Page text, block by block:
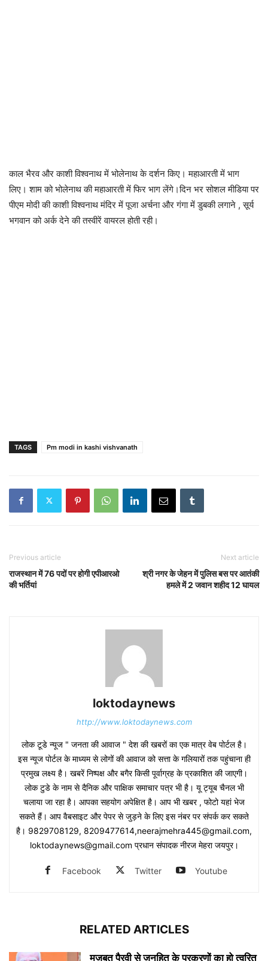
काल भैरव और काशी विश्वनाथ में भोलेनाथ के दर्शन किए। महाआरती में भाग
लिए। शाम को भोलेनाथ की महाआरती में फिर भाग लेंगे।दिन भर सोशल मीडिया पर
पीएम मोदी की काशी विश्वनाथ मंदिर में पूजा अर्चना और गंगा में डुबकी लगाने , सूर्य
भगवान को अर्क देने की तस्वीरें वायरल होती रही।
TAGS Pm modi in kashi vishvanath
Previous article
राजस्थान में 76 पदों पर होगी एपीआरओ
की भर्तियां
Next article
श्री नगर के जेहन में पुलिस बस पर आतंकी
हमले में 2 जवान शहीद 12 घायल
loktodaynews
http://www.loktodaynews.com
लोक टूडे न्यूज " जनता की आवाज " देश की खबरों का एक मात्र वेब पोर्टल है।
इस न्यूज पोर्टल के माध्यम से लोगों की आवाज को सत्ता के गलियारों तक पहुंचाना ही
प्रमुख लक्ष्य है। खबरें निष्पक्ष और बगैर किसी पूर्वाग्रह के प्रकाशित की जाएगी।
लोक टुडे के नाम से दैनिक और पाक्षिक समाचार पत्र भी है। यू ट्यूब चैनल भी
चलाया जा रहा है। आपका सहयोग अपेक्षित है। आप भी खबर , फोटो यहां भेज
सकते हैं। आप वैबसाइट और पेपर से जुड़ने के लिए इस नंबर पर संपर्क कर सकते
है। 9829708129, 8209477614,neerajmehra445@gmail.com,
loktodaynews@gmail.com प्रधान संपादक नीरज मेहरा जयपुर।
Facebook Twitter Youtube
RELATED ARTICLES
मजबूत पैरवी से जनहित के प्रकरणों का हो त्वरित